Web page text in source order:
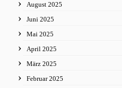
August 2025
Juni 2025
Mai 2025
April 2025
März 2025
Februar 2025